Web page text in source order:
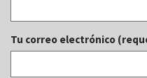
Tu correo electrónico